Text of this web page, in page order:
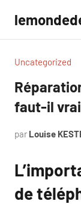
contenu
Uncategorized
faut-il
par Louise
de